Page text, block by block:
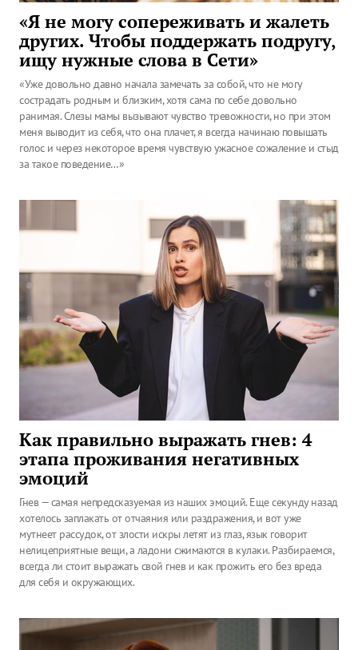
«Я не могу сопереживать и жалеть
других. Чтобы поддержать подругу,
ищу нужные слова в Сети»
«Уже довольно давно начала замечать за собой, что не могу
сострадать родным и близким, хотя сама по себе довольно
ранимая. Слезы мамы вызывают чувство тревожности, но при этом
меня выводит из себя, что она плачет, я всегда начинаю повышать
голос и через некоторое время чувствую ужасное сожаление и стыд
за такое поведение…»
Как правильно выражать гнев: 4
этапа проживания негативных
эмоций
Гнев — самая непредсказуемая из наших эмоций. Еще секунду назад
хотелось заплакать от отчаяния или раздражения, и вот уже
мутнеет рассудок, от злости искры летят из глаз, язык говорит
нелицеприятные вещи, а ладони сжимаются в кулаки. Разбираемся,
всегда ли стоит выражать свой гнев и как прожить его без вреда
для себя и окружающих.